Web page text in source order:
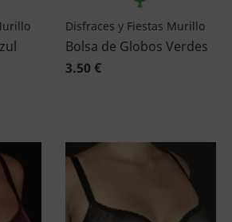
Disfraces y Fiestas Murillo
Bolsa de Globos Verdes
3.50 €